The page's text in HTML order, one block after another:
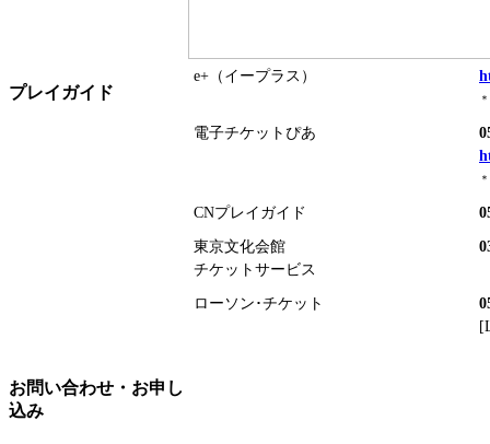
プレイガイド
e+（イープラス）
電子チケットぴあ
CNプレイガイド
東京文化会館
チケットサービス
ローソン･チケット
お問い合わせ・お申し
込み